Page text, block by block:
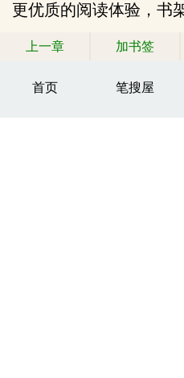
更优质的阅读体验，书
上一章 加书签
首页 笔搜屋